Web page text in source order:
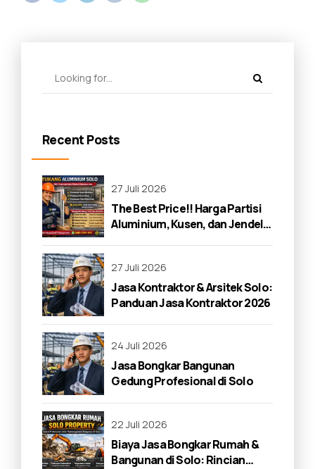
Recent Posts
27 Juli 2026
The Best Price!! Harga Partisi
Aluminium, Kusen, dan Jendela
27 Juli 2026
Jasa Kontraktor & Arsitek Solo:
Panduan Jasa Kontraktor 2026
24 Juli 2026
Jasa Bongkar Bangunan
Gedung Profesional di Solo
22 Juli 2026
Biaya Jasa Bongkar Rumah &
Bangunan di Solo: Rincian